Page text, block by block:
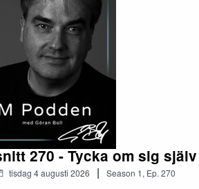
270 - Tycka om sig själv
tisdag 4 augusti 2026 | Season 1, Ep. 270